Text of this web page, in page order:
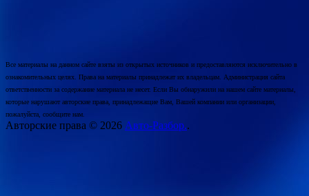
Все материалы на данном сайте взяты из открытых источников и предоставляются исключительно в
ознакомительных целях. Права на материалы принадлежат их владельцам. Администрация сайта
ответственности за содержание материала не несет. Если Вы обнаружили на нашем сайте материалы,
которые нарушают авторские права, принадлежащие Вам, Вашей компании или организации,
пожалуйста, сообщите нам.
Авторские права © 2026 Авто-Разбор..